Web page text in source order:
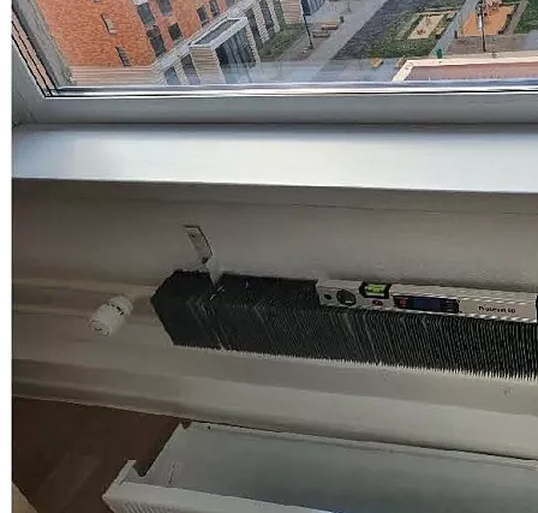
отсутствуют?
Согласно ст. 756 ГК РФ, а также ст. 7 Федерального закона от
30.12.2004 № 214-ФЗ (ред. от 31.12.2017) "Об участии в
долевом строительстве многоквартирных домов и иных
объектов недвижимости и...
Можно ли делать ремонт в квартире, если я обратился в суд с
иском о взыскании компенсации за дефекты в отделке?
В связи с тем, что в ходе судебного процесса застройщик
может ходатайствовать о проведении судебной строительно-
технической экспертизы или суд может назначить судебную
экспертизу по своей инициати...
Может ли суд снизить стоимость устранения строительных
недостатков по своему устранению?
Нет, суд при вынесении решения должен руководствоваться
заключением специалиста или судебного эксперта, в случае
проведения судебной экспертизы. В связи с тем, что суд не
обладает специальными поз...
Мы получили по акту приема-передачи квартиру год назад, но
только сейчас стали замечать недостатки отделочно-
строительных работ. Уже поздно принимать меры?
В данном случае, правовое значение имеет на основании
какого договора, а, следовательно, и закона был приобретён
объект недвижимости. В случае, если квартира была
приобретена по договору участия в ...